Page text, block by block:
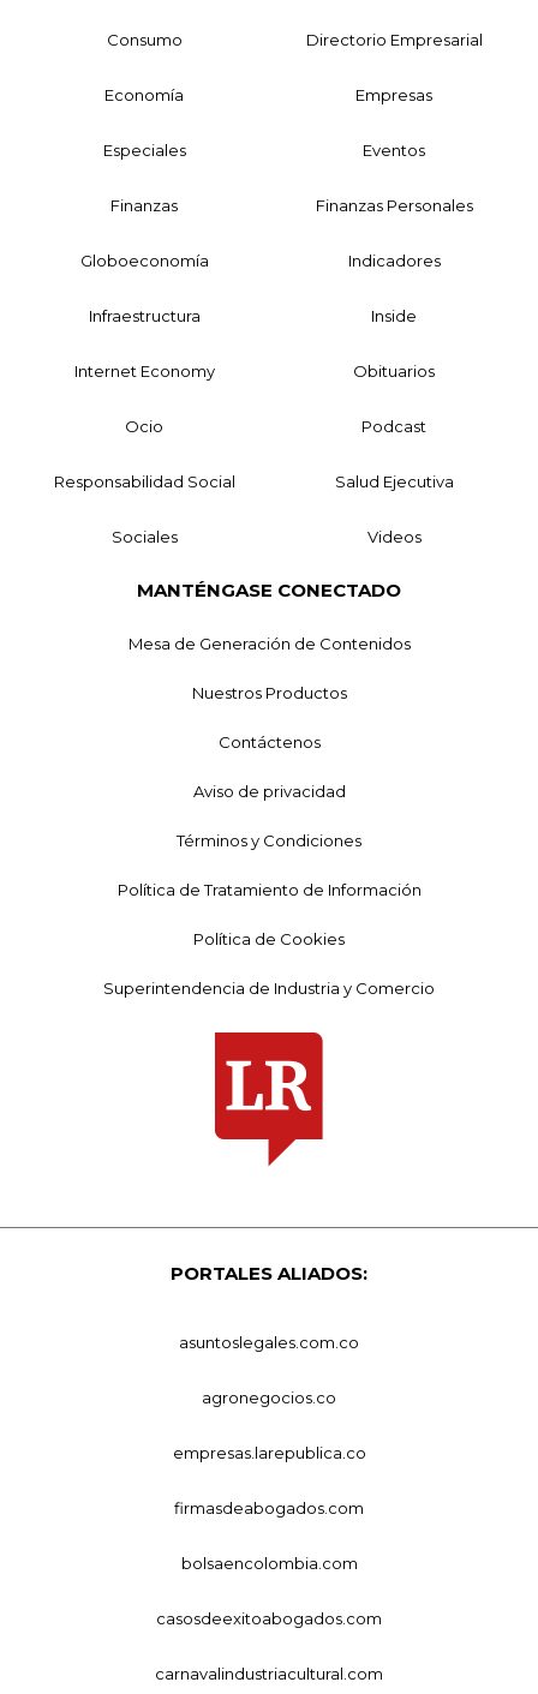
Consumo Directorio Empresarial
Economía Empresas
Especiales Eventos
Finanzas Finanzas Personales
Globoeconomía Indicadores
Infraestructura Inside
Internet Economy Obituarios
Ocio Podcast
Responsabilidad Social Salud Ejecutiva
Sociales Videos
MANTÉNGASE CONECTADO
Mesa de Generación de Contenidos
Nuestros Productos
Contáctenos
Aviso de privacidad
Términos y Condiciones
Política de Tratamiento de Información
Política de Cookies
Superintendencia de Industria y Comercio
PORTALES ALIADOS:
asuntoslegales.com.co
agronegocios.co
empresas.larepublica.co
firmasdeabogados.com
bolsaencolombia.com
casosdeexitoabogados.com
carnavalindustriacultural.com